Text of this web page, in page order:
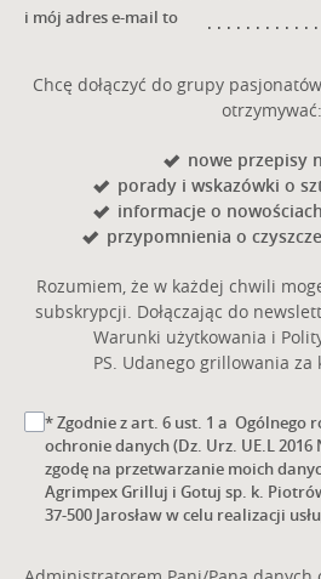
i mój adres e-mail to
Chcę dołączyć do grupy
otrzymywać:
nowe przepisy
porady i wskazówki o
informacje o
przypomnienia o
Rozumiem, że w każdej chwili
subskrypcji. Dołączając do
Warunki użytkowania i
PS. Udanego grillowania za
* Zgodnie z art. 6 ust. 1 a Ogólnego
ochronie danych (Dz. Urz. UE.L
zgodę na przetwarzanie moich
Agrimpex Grilluj i Gotuj sp. k.
37-500 Jarosław w celu realizacji